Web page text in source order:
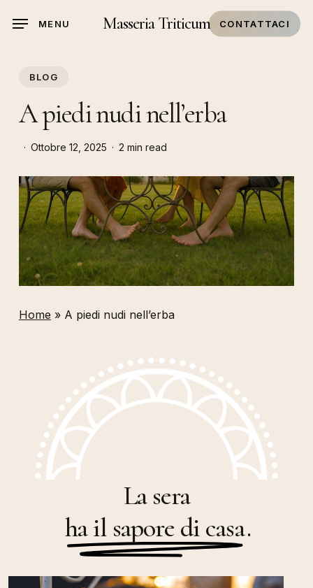
Masseria Triticum CONTATTACI
MENU
BLOG
A piedi nudi nell’erba
Ottobre 12, 2025 2 min read
Home » A piedi nudi nell’erba
La sera
ha il sapore di casa.